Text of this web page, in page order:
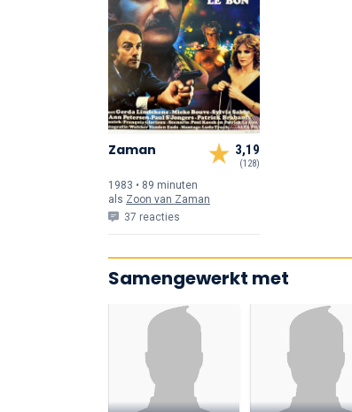
3,19
(128)
Zaman
1983 • 89 minuten
als Zoon van Zaman
37 reacties
Samengewerkt met